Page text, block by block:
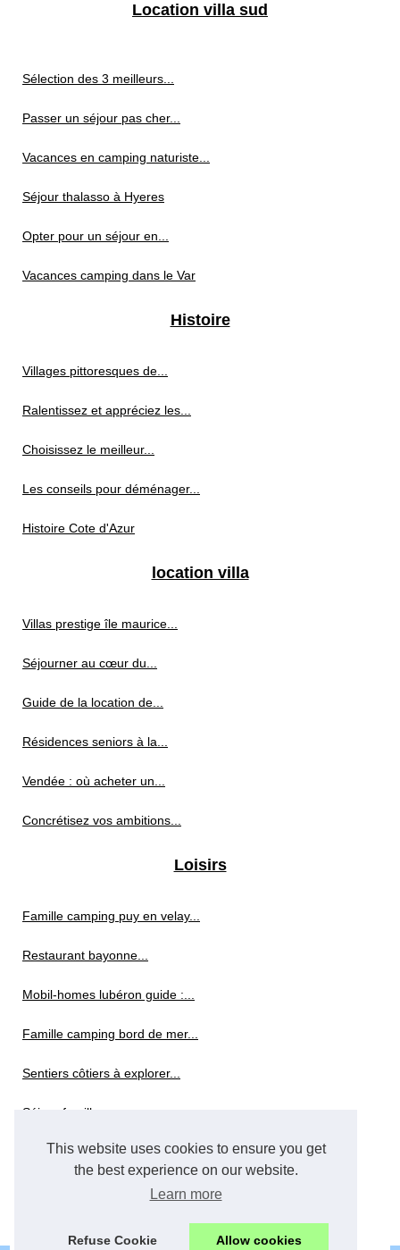
This website uses cookies to ensure you get
the best experience on our website.
Learn more
Refuse Cookie Allow cookies
Location villa sud
Sélection des 3 meilleurs...
Passer un séjour pas cher...
Vacances en camping naturiste...
Séjour thalasso à Hyeres
Opter pour un séjour en...
Vacances camping dans le Var
Histoire
Villages pittoresques de...
Ralentissez et appréciez les...
Choisissez le meilleur...
Les conseils pour déménager...
Histoire Cote d'Azur
location villa
Villas prestige île maurice...
Séjourner au cœur du...
Guide de la location de...
Résidences seniors à la...
Vendée : où acheter un...
Concrétisez vos ambitions...
Loisirs
Famille camping puy en velay...
Restaurant bayonne...
Mobil-homes lubéron guide :...
Famille camping bord de mer...
Sentiers côtiers à explorer...
Séjour famille auvergne :...
Musées